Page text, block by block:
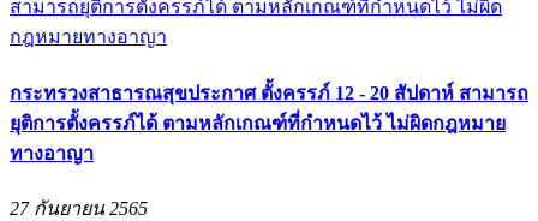
กระทรวงสาธารณสุขประกาศ ตั้งครรภ์ 12 - 20 สัปดาห์ สามารถ
ยุติการตั้งครรภ์ได้ ตามหลักเกณฑ์ที่กำหนดไว้ ไม่ผิดกฎหมาย
ทางอาญา
27 กันยายน 2565